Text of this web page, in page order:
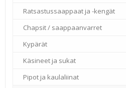
Ratsastussaappaat ja -kengät
Chapsit / saappaanvarret
Kypärät
Käsineet ja sukat
Pipot ja kaulaliinat